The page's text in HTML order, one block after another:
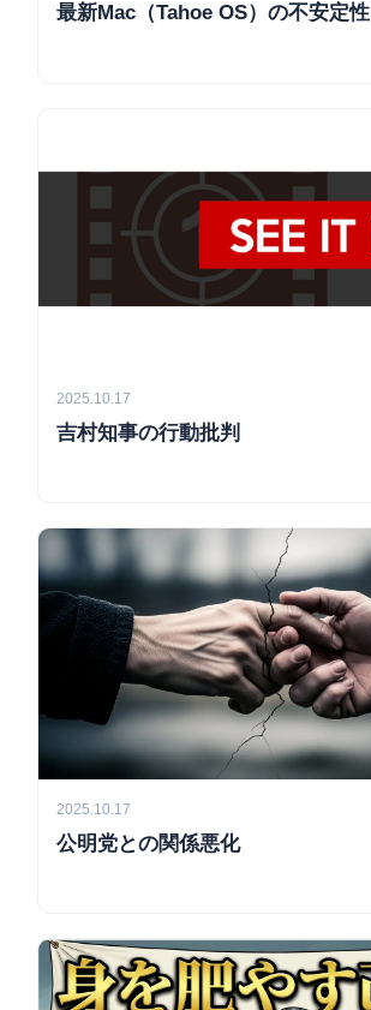
最新Mac（Tahoe OS）の不安定性
2025.10.17
吉村知事の行動批判
2025.10.17
公明党との関係悪化